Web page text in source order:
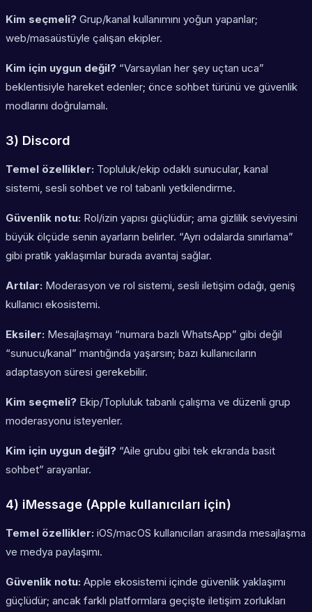
Kim seçmeli? Grup/kanal kullanımını yoğun yapanlar;
web/masaüstüyle çalışan ekipler.
Kim için uygun değil? “Varsayılan her şey uçtan uca”
beklentisiyle hareket edenler; önce sohbet türünü ve güvenlik
modlarını doğrulamalı.
3) Discord
Temel özellikler: Topluluk/ekip odaklı sunucular, kanal
sistemi, sesli sohbet ve rol tabanlı yetkilendirme.
Güvenlik notu: Rol/izin yapısı güçlüdür; ama gizlilik seviyesini
büyük ölçüde senin ayarların belirler. “Ayrı odalarda sınırlama”
gibi pratik yaklaşımlar burada avantaj sağlar.
Artılar: Moderasyon ve rol sistemi, sesli iletişim odağı, geniş
kullanıcı ekosistemi.
Eksiler: Mesajlaşmayı “numara bazlı WhatsApp” gibi değil
“sunucu/kanal” mantığında yaşarsın; bazı kullanıcıların
adaptasyon süresi gerekebilir.
Kim seçmeli? Ekip/Topluluk tabanlı çalışma ve düzenli grup
moderasyonu isteyenler.
Kim için uygun değil? “Aile grubu gibi tek ekranda basit
sohbet” arayanlar.
4) iMessage (Apple kullanıcıları için)
Temel özellikler: iOS/macOS kullanıcıları arasında mesajlaşma
ve medya paylaşımı.
Güvenlik notu: Apple ekosistemi içinde güvenlik yaklaşımı
güçlüdür; ancak farklı platformlara geçişte iletişim zorlukları